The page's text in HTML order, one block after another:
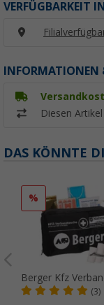
VERFÜGBARKEIT
Diesen
DAS KÖNNTE
%
Berger Kfz
(3)